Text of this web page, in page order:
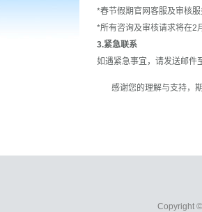
*春节假期官网客服及审核
*所有咨询及审核请求将在2
3.紧急联系
如遇紧急事宜，请发送邮件
感谢您的理解与支持
Copyright